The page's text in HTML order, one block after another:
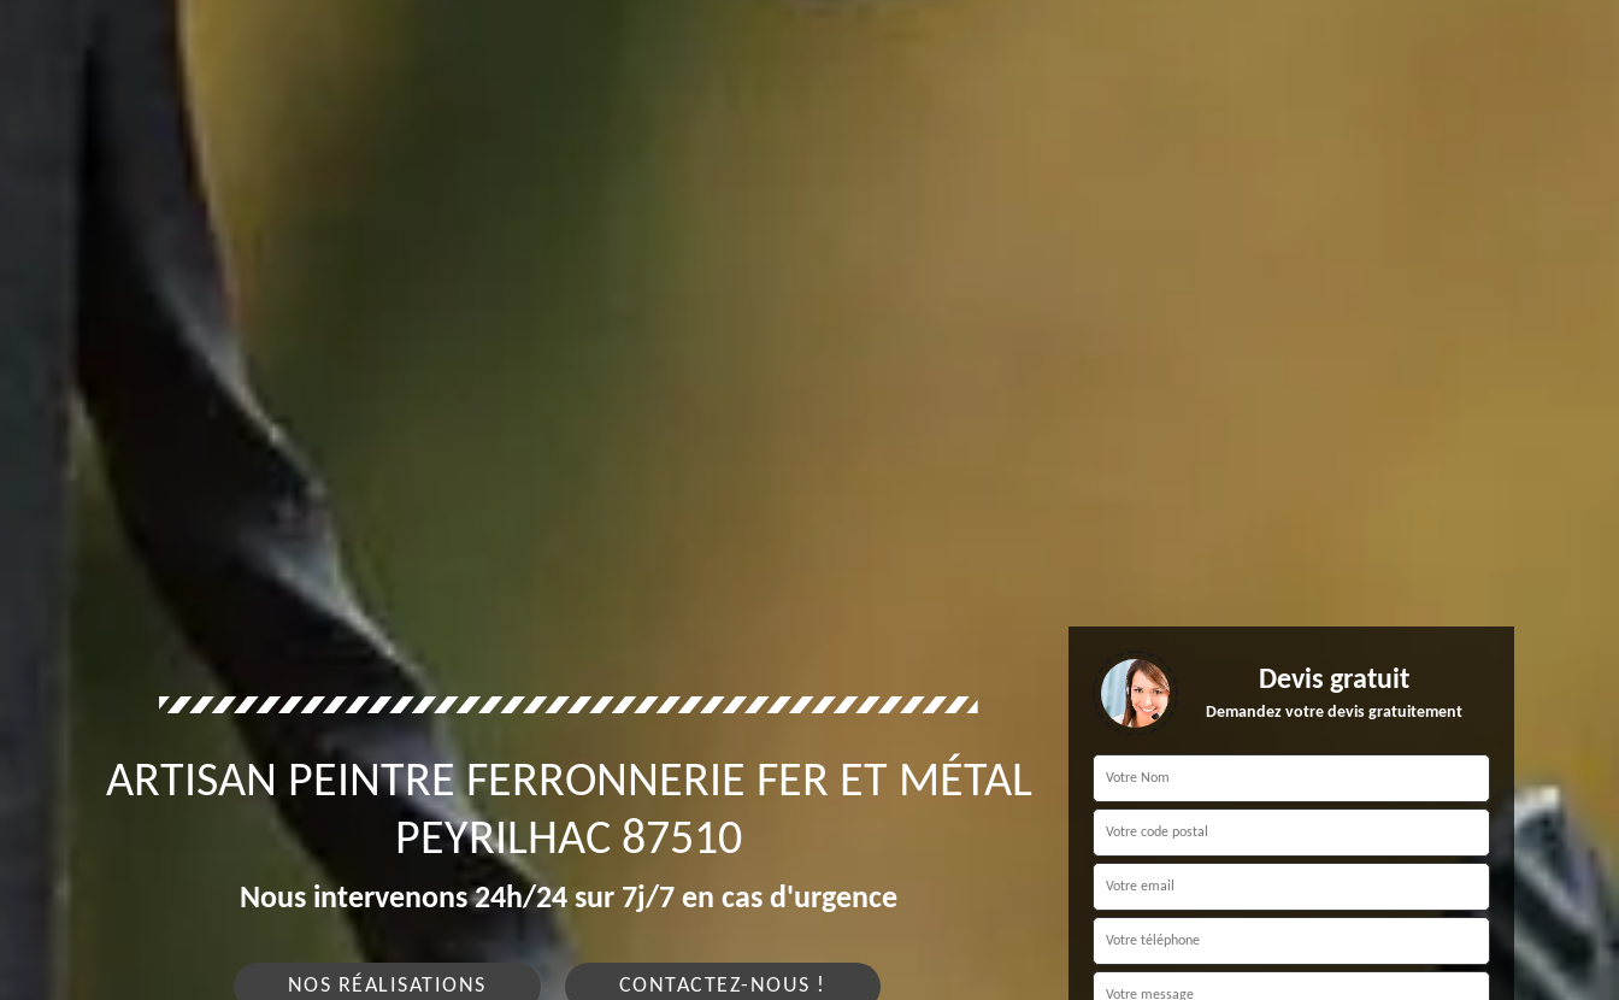
ARTISAN PEINTRE FERRONNERIE FER ET MÉTAL
PEYRILHAC 87510
Nous intervenons 24h/24 sur 7j/7 en cas d'urgence
NOS RÉALISATIONS CONTACTEZ-NOUS !
Devis gratuit
Demandez votre devis gratuitement